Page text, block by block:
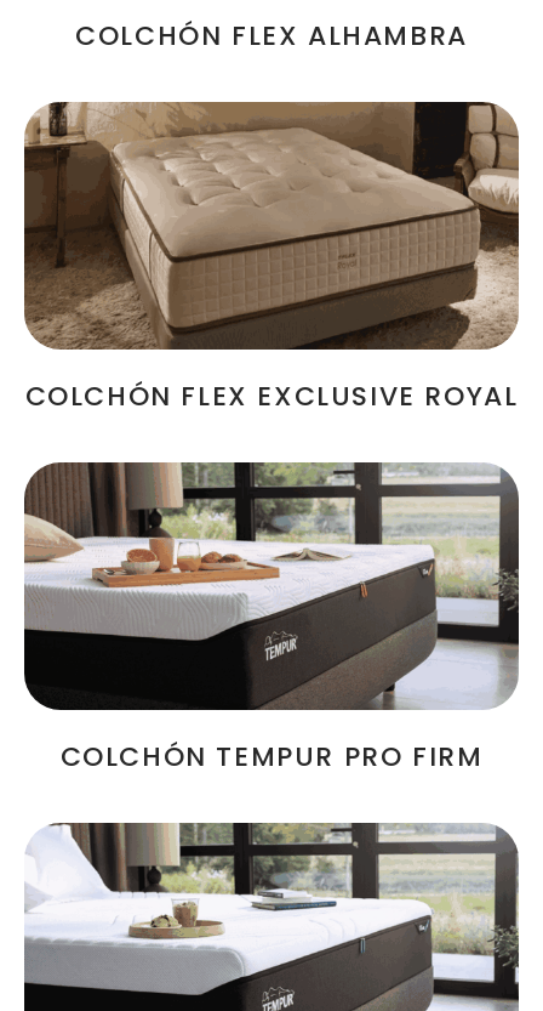
COLCHÓN FLEX ALHAMBRA
COLCHÓN FLEX EXCLUSIVE ROYAL
COLCHÓN TEMPUR PRO FIRM